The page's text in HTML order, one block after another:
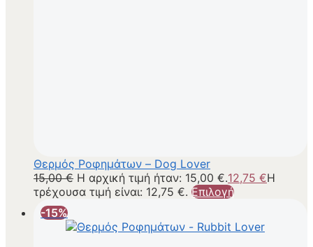
Θερμός Ροφημάτων – Dog Lover
15,00€ Η αρχική τιμή ήταν: 15,00 €.12,75 €Η
τρέχουσα τιμή είναι: 12,75 €. Επιλογή
-15%